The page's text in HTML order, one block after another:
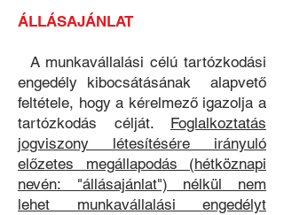
ÁLLÁSAJÁNLAT ​
A munkavállalási célú tartózkodási
engedély kibocsátásának alapvető
feltétele, hogy a kérelmező igazolja a
tartózkodás célját. Foglalkoztatás
jogviszony létesítésére irányuló
előzetes megállapodás (hétköznapi
nevén: "állásajánlat") nélkül nem
lehet munkavállalási engedélyt